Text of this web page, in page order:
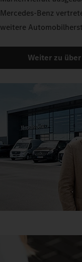
Mercedes-Benz
weitere
Weiter zu